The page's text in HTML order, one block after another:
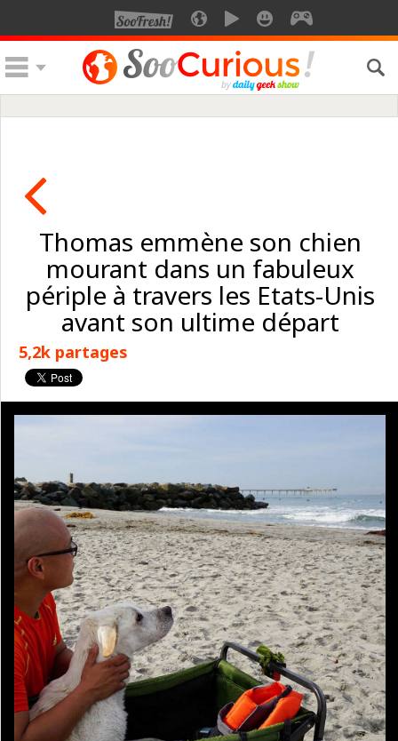
Thomas emmène son chien
mourant dans un fabuleux
périple à travers les Etats-Unis
avant son ultime départ
5,2k partages